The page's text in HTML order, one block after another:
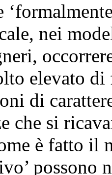
nei
elevato di
di
che si
è fatto il
possono